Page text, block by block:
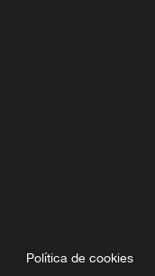
Política de cookies